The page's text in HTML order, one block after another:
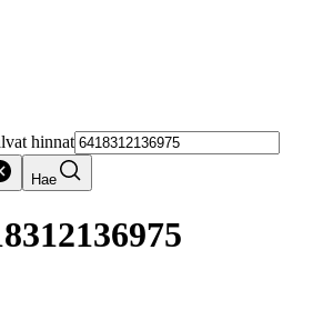
hinnat
Hae